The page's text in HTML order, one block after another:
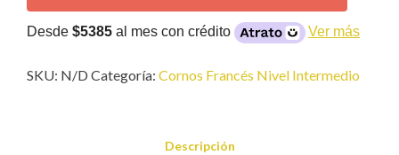
Corno
Francés
Fa/Sib
Desde $5385 al mes con crédito Ver más
SKU: N/D Categoría: Cornos Francés Nivel Intermedio
Descripción